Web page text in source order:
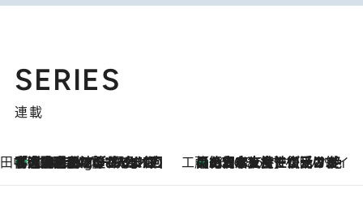
SERIES
連載
田中稲の勝手に再ブーム
1 Hour Ago
「湘南乃風に憧れて」観客大盛上がりの“タオル回し”に、ラッパー顔負けの高速歌唱まで…さだまさし（74）のアグレッシブすぎる現在地 工藤まやのおもてなしハワイ
2026.8.6
【ハワイ土産】ローカルの絶大な支持で復活！ 絶品の幻クッキー《元ファンの日本人女性が受け継いだ名店》